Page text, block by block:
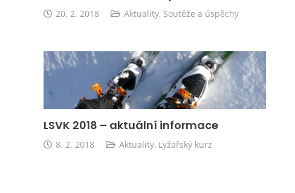
20. 2. 2018 Aktuality, Soutěže a úspěchy
LSVK 2018 – aktuální informace
8. 2. 2018 Aktuality, Lyžařský kurz